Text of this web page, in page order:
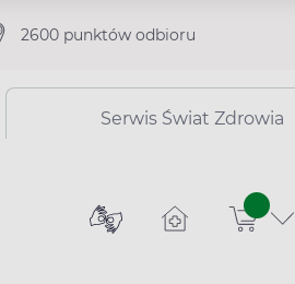
2600 punktów odbioru
Serwis Świat Zdrowia
sztuk